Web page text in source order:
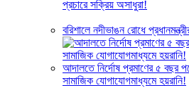
প্রচারে সক্রিয় অসাধুরা!
বরিশালে নদীভাঙন রোধে
আদালতে নির্দোষ প্রমাণের ৫ বছর
সামাজিক যোগাযোগমাধ্যমে হয়রানি!